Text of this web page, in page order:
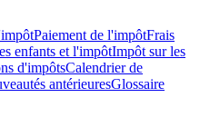
Paiement de l'impôtFrais
enfants et l'impôtImpôt sur les
d'impôtsCalendrier de
antérieuresGlossaire